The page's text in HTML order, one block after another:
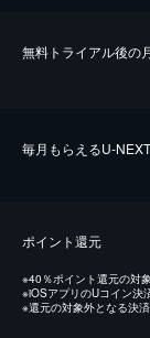
無料トライアル後の
毎⽉もらえるU-
ポイント還元
※40％ポイント還元の対
※iOSアプリのUコイン決
※還元の対象外となる決